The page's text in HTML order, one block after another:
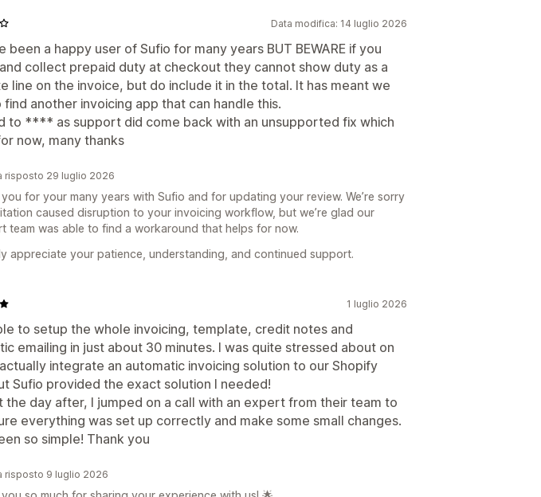
Data modifica: 14 luglio 2026
been a happy user of Sufio for many years BUT BEWARE if you
collect prepaid duty at checkout they cannot show duty as a
line on the invoice, but do include it in the total. It has meant we
find another invoicing app that can handle this.
to **** as support did come back with an unsupported fix which
now, many thanks
risposto 29 luglio 2026
for your many years with Sufio and for updating your review. We’re sorry
caused disruption to your invoicing workflow, but we’re glad our
team was able to find a workaround that helps for now.
appreciate your patience, understanding, and continued support.
1 luglio 2026
to setup the whole invoicing, template, credit notes and
emailing in just about 30 minutes. I was quite stressed about on
integrate an automatic invoicing solution to our Shopify
Sufio provided the exact solution I needed!
the day after, I jumped on a call with an expert from their team to
everything was set up correctly and make some small changes.
so simple! Thank you
risposto 9 luglio 2026